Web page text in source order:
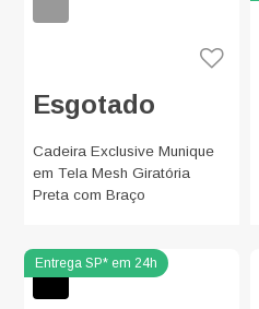
Esgotado
Cadeira Exclusive Munique
em Tela Mesh Giratória
Preta com Braço